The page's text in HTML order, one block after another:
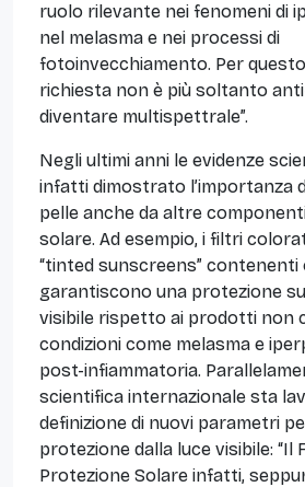
ruolo rilevante nei fenomeni di
nel melasma e nei processi di
fotoinvecchiamento. Per
richiesta non è più soltanto
diventare multispettrale”.
Negli ultimi anni le evidenze
infatti dimostrato l’importanza
pelle anche da altre
solare. Ad esempio, i filtri
“tinted sunscreens” contenenti
garantiscono una protezione
visibile rispetto ai prodotti non
condizioni come melasma e
post-infiammatoria.
scientifica internazionale sta
definizione di nuovi parametri
protezione dalla luce visibile: “Il
Protezione Solare infatti,